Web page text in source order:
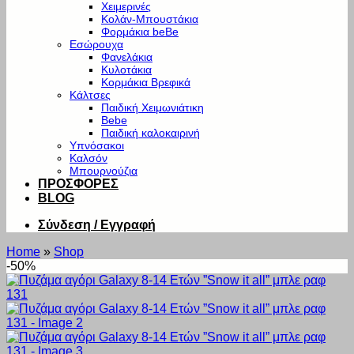
Χειμερινές
Κολάν-Μπουστάκια
Φορμάκια beBe
Εσώρουχα
Φανελάκια
Κυλοτάκια
Κορμάκια Βρεφικά
Κάλτσες
Παιδική Χειμωνιάτικη
Bebe
Παιδική καλοκαιρινή
Υπνόσακοι
Καλσόν
Μπουρνούζια
ΠΡΟΣΦΟΡΕΣ
BLOG
Σύνδεση / Εγγραφή
Home » Shop
-50%